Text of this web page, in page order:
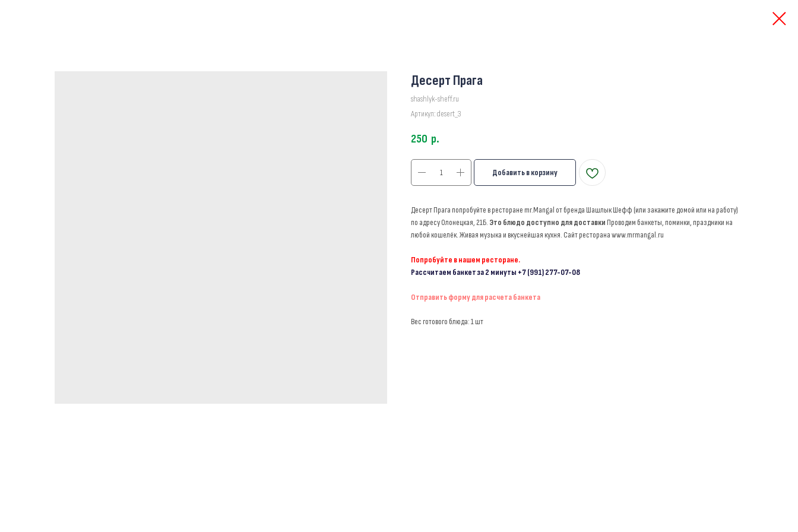
Десерт Прага
shashlyk-sheff.ru
Артикул:desert_3
250 р.
Добавить в корзину
Десерт Прага попробуйте в ресторане mr.Mangal от бренда Шашлык Шефф (или закажите домой или на работу)
по адресу Олонецкая, 21Б. Это блюдо доступно для доставки Проводим банкеты, поминки, праздники на
любой кошелёк. Живая музыка и вкуснейшая кухня. Сайт ресторана www.mrmangal.ru
Попробуйте в нашем ресторане.
Рассчитаем банкет за 2 минуты +7 (991) 277-07-08
Отправить форму для расчета банкета
Вес готового блюда: 1 шт